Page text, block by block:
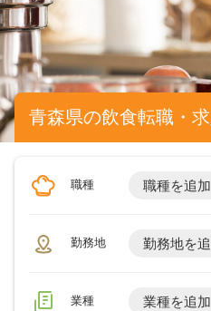
青森県の飲食転職・
職種 職種を追加
勤務地 勤務地を
業種 業種を追加